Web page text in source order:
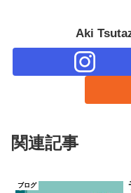
Aki
関連記事
ブログ